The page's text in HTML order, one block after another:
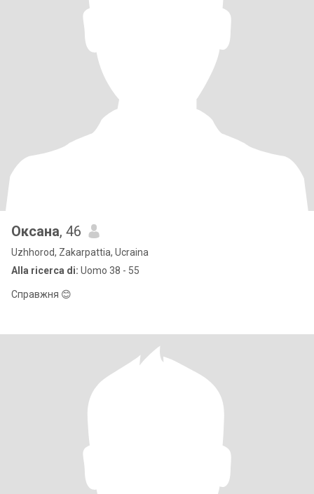
Оксана, 46
Uzhhorod, Zakarpattia, Ucraina
Alla ricerca di: Uomo 38 - 55
Справжня 😊